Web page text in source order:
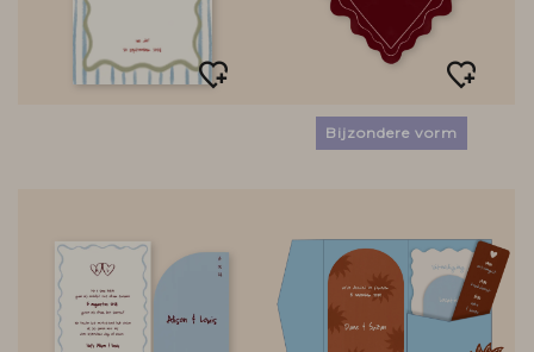
Bijzondere vorm